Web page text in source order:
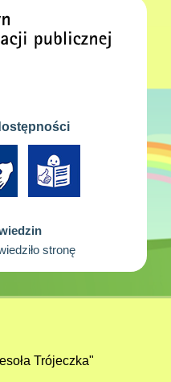
stronę
Trójeczka"